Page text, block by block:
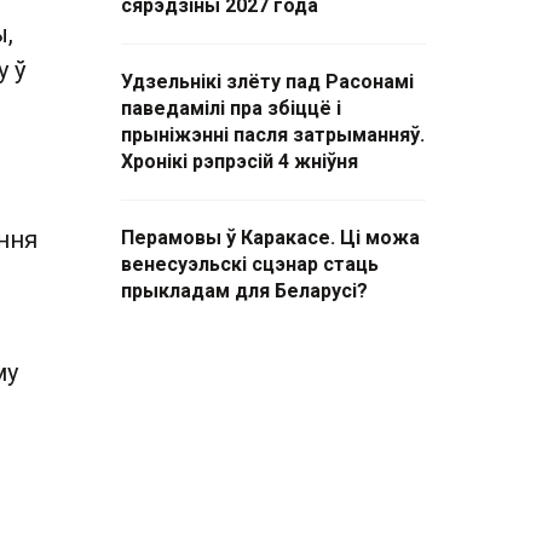
ў
сярэдзіны 2027 года
Удзельнікі злёту пад Расонамі
паведамілі пра збіццё і
прыніжэнні пасля затрыманняў.
Хронікі рэпрэсій 4 жніўня
Перамовы ў Каракасе. Ці можа
венесуэльскі сцэнар стаць
прыкладам для Беларусі?